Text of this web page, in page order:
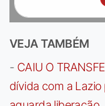
VEJA TAMBÉM
- CAIU O
dívida com a